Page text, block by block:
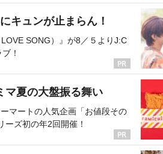
キュンが止まらん！
SONG）』が8／５よりJ:C
！
マ夏の大盤振る舞い
マートの人気企画「お値段その
ーズ初の年2回開催！